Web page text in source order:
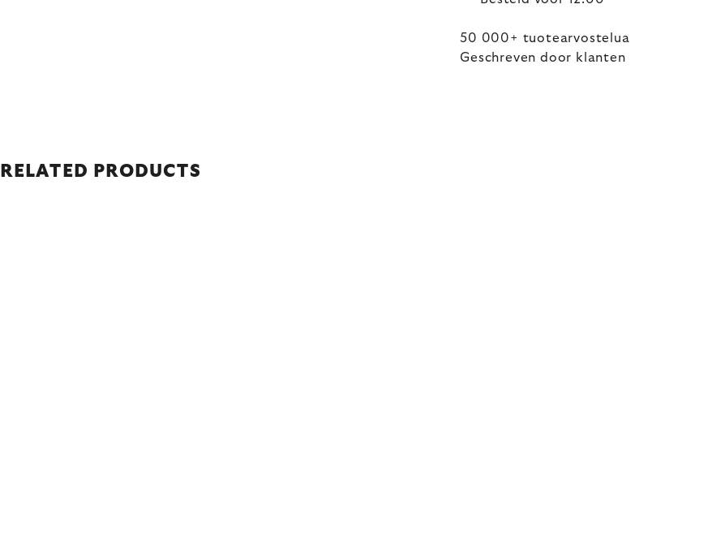
50 000+ tuotearvostelua
Geschreven door klanten
RELATED PRODUCTS